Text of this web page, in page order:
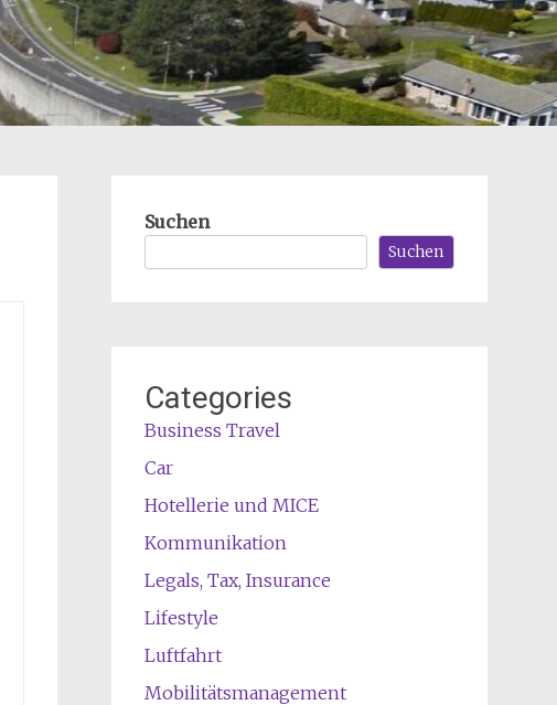
Suchen
Suchen
Categories
Business Travel
Car
Hotellerie und MICE
Kommunikation
Legals, Tax, Insurance
Lifestyle
Luftfahrt
Mobilitätsmanagement